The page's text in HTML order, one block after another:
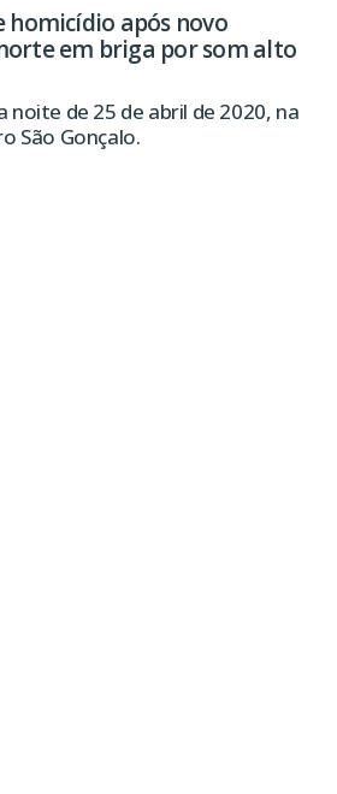
homicídio após novo
em briga por som alto
noite de 25 de abril de 2020, na
São Gonçalo.